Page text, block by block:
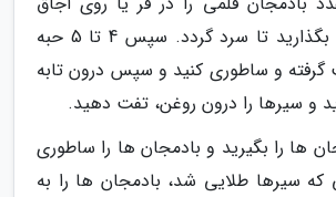
کباب کنید و بگذارید تا سرد گردد. سپس 4 تا 5 حبه
گرفته و ساطوری کنید و سپس درون تابه
و سیرها را درون روغن، تفت دهید.
ها را بگیرید و بادمجان ها را ساطوری
که سیرها طلایی شد، بادمجان ها را به